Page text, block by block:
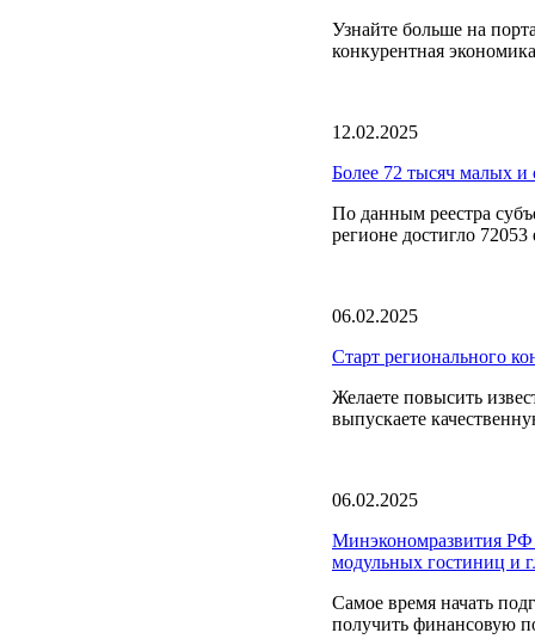
Узнайте больше на
конкурентная
12.02.2025
Более 72 тысяч малых и
По данным реестра
регионе достигло
06.02.2025
Старт регионального
Желаете повысить
выпускаете
06.02.2025
Минэкономразвития РФ
модульных гостиниц и
Самое время начать
получить финансовую